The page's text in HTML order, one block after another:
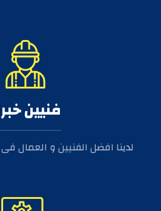
فنيين
لدينا افضل الفنيين و العمال